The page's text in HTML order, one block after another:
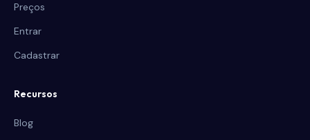
Preços
Entrar
Cadastrar
Recursos
Blog